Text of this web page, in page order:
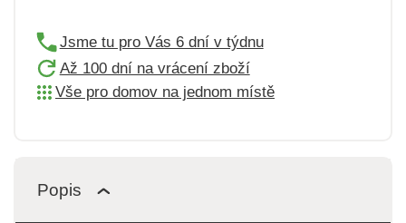
Jsme tu pro Vás 6 dní v týdnu
Až 100 dní na vrácení zboží
Vše pro domov na jednom místě
Popis